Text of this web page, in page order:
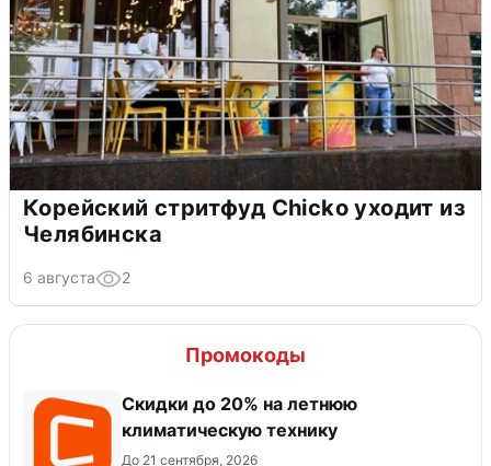
Корейский стритфуд Chicko уходит из
Челябинска
6 августа 2
Промокоды
Скидки до 20% на летнюю
климатическую технику
До 21 сентября, 2026